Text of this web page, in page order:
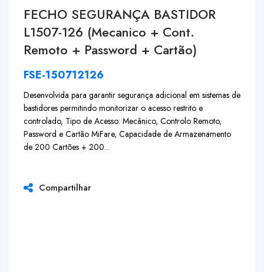
FECHO SEGURANÇA BASTIDOR
L1507-126 (Mecanico + Cont.
Remoto + Password + Cartão)
FSE-150712126
Desenvolvida para garantir segurança adicional em sistemas de
bastidores permitindo monitorizar o acesso restrito e
controlado, Tipo de Acesso: Mecânico, Controlo Remoto,
Password e Cartão MiFare, Capacidade de Armazenamento
de 200 Cartões + 200...
Compartilhar